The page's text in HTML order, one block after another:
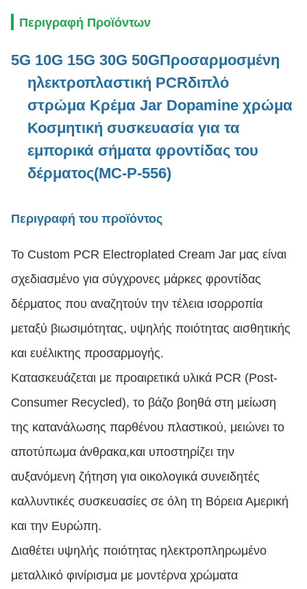
Περιγραφή Προϊόντων
5G 10G 15G 30G 50GΠροσαρμοσμένη
ηλεκτροπλαστική PCRδιπλό
στρώμα Κρέμα Jar Dopamine χρώμα
Κοσμητική συσκευασία για τα
εμπορικά σήματα φροντίδας του
δέρματος(MC-P-556)
Περιγραφή του προϊόντος
Το Custom PCR Electroplated Cream Jar μας είναι
σχεδιασμένο για σύγχρονες μάρκες φροντίδας
δέρματος που αναζητούν την τέλεια ισορροπία
μεταξύ βιωσιμότητας, υψηλής ποιότητας αισθητικής
και ευέλικτης προσαρμογής.
Κατασκευάζεται με προαιρετικά υλικά PCR (Post-
Consumer Recycled), το βάζο βοηθά στη μείωση
της κατανάλωσης παρθένου πλαστικού, μειώνει το
αποτύπωμα άνθρακα,και υποστηρίζει την
αυξανόμενη ζήτηση για οικολογικά συνειδητές
καλλυντικές συσκευασίες σε όλη τη Βόρεια Αμερική
και την Ευρώπη.
Διαθέτει υψηλής ποιότητας ηλεκτροπληρωμένο
μεταλλικό φινίρισμα με μοντέρνα χρώματα